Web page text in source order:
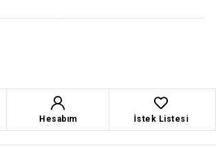
Hesabım İstek Listesi